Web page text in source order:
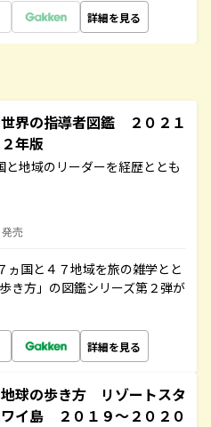
詳細を見る
界の指導者図鑑 ２０２１
年版
と地域のリーダーを経歴ととも
売
国と４７地域を旅の雑学とと
き方」の図鑑シリーズ第２弾が
詳細を見る
球の歩き方 リゾートスタ
イ島 ２０１９～２０２０